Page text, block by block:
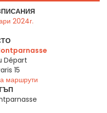
2024г.
Départ
15
маршрути